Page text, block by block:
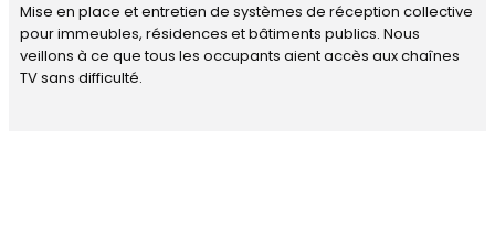
Mise en place et entretien de systèmes de réception collective
pour immeubles, résidences et bâtiments publics. Nous
veillons à ce que tous les occupants aient accès aux chaînes
TV sans difficulté.